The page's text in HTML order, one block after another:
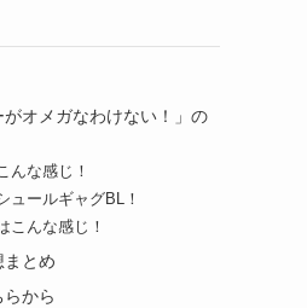
がオメガなわけない！」の
んな感じ！
ュールギャグBL！
こんな感じ！
まとめ
から